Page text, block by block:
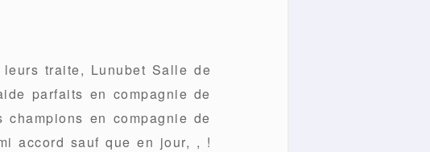
leurs traite, Lunubet Salle de
parfaits en compagnie de
en compagnie de
accord sauf que en jour, , !